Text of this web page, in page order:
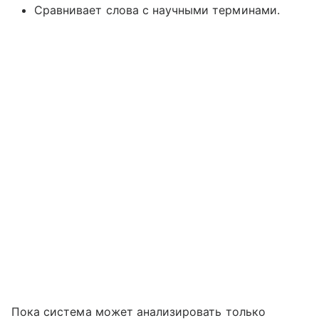
Сравнивает слова с научными терминами.
Пока система может анализировать только